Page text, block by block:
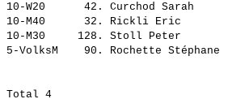
10-W20      42.
10-M40      32.
10-M30     128. Stoll
5-VolksM    90. Rochette